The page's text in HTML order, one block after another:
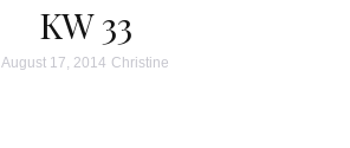
KW 33
August 17, 2014 Christine